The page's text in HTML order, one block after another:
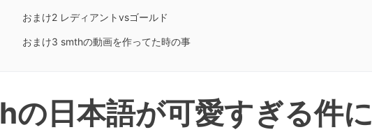
おまけ2 レディアントvsゴールド
おまけ3 smthの動画を作ってた時の事
hの日本語が可愛すぎる件に